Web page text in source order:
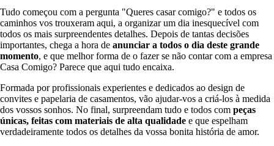
Tudo começou com a pergunta "Queres casar comigo?" e todos os
caminhos vos trouxeram aqui, a organizar um dia inesquecível com
todos os mais surpreendentes detalhes. Depois de tantas decisões
importantes, chega a hora de anunciar a todos o dia deste grande
momento, e que melhor forma de o fazer se não contar com a empresa
Casa Comigo? Parece que aqui tudo encaixa.
Formada por profissionais experientes e dedicados ao design de
convites e papelaria de casamentos, vão ajudar-vos a criá-los à medida
dos vossos sonhos. No final, surpreendam tudo e todos com peças
únicas, feitas com materiais de alta qualidade e que espelham
verdadeiramente todos os detalhes da vossa bonita história de amor.